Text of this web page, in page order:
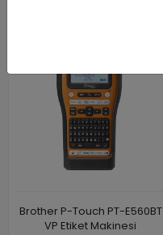
Brother P-Touch PT-E560BT
VP Etiket Makinesi